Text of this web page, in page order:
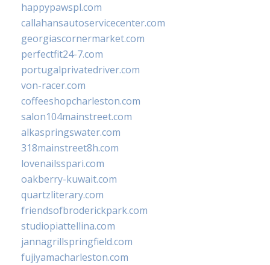
happypawspl.com
callahansautoservicecenter.com
georgiascornermarket.com
perfectfit24-7.com
portugalprivatedriver.com
von-racer.com
coffeeshopcharleston.com
salon104mainstreet.com
alkaspringswater.com
318mainstreet8h.com
lovenailsspari.com
oakberry-kuwait.com
quartzliterary.com
friendsofbroderickpark.com
studiopiattellina.com
jannagrillspringfield.com
fujiyamacharleston.com